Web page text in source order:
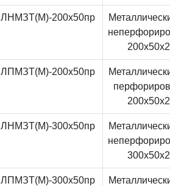
ЛНМЗТ(М)-200x50пр
ЛПМЗТ(М)-200x50пр
ЛНМЗТ(М)-300x50пр
ЛПМЗТ(М)-300x50пр